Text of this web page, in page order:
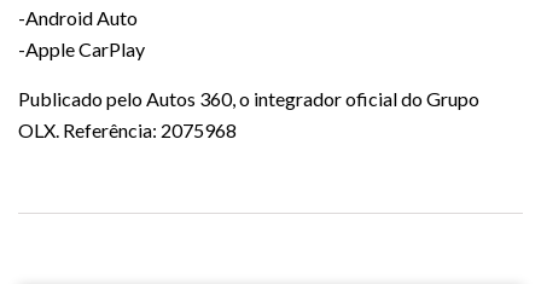
-Android Auto
-Apple CarPlay
Publicado pelo Autos 360, o integrador oficial do Grupo
OLX. Referência: 2075968